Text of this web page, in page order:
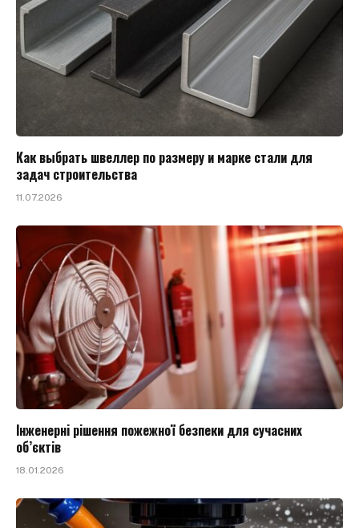
Как выбрать швеллер по размеру и марке стали для
задач строительства
11.07.2026
Інженерні рішення пожежної безпеки для сучасних
об’єктів
18.01.2026